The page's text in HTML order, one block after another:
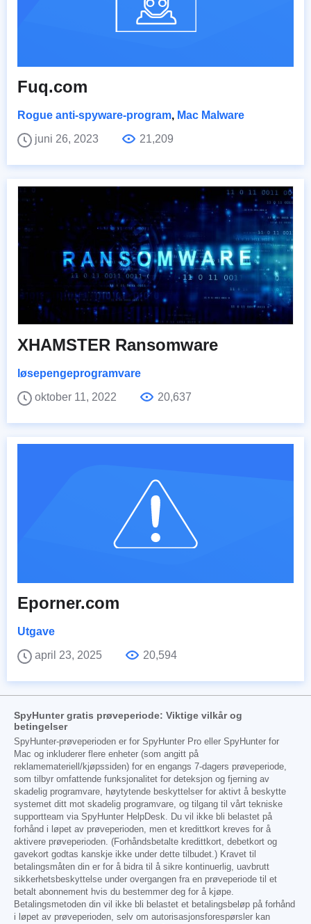
Fuq.com
Rogue anti-spyware-program, Mac Malware
juni 26, 2023
21,209
XHAMSTER Ransomware
løsepengeprogramvare
oktober 11, 2022
20,637
Eporner.com
Utgave
april 23, 2025
20,594
SpyHunter gratis prøveperiode: Viktige vilkår og
betingelser
SpyHunter-prøveperioden er for SpyHunter Pro eller SpyHunter for
Mac og inkluderer flere enheter (som angitt på
reklamemateriell/kjøpssiden) for en engangs 7-dagers prøveperiode,
som tilbyr omfattende funksjonalitet for deteksjon og fjerning av
skadelig programvare, høytytende beskyttelser for aktivt å beskytte
systemet ditt mot skadelig programvare, og tilgang til vårt tekniske
supportteam via SpyHunter HelpDesk. Du vil ikke bli belastet på
forhånd i løpet av prøveperioden, men et kredittkort kreves for å
aktivere prøveperioden. (Forhåndsbetalte kredittkort, debetkort og
gavekort godtas kanskje ikke under dette tilbudet.) Kravet til
betalingsmåten din er for å bidra til å sikre kontinuerlig, uavbrutt
sikkerhetsbeskyttelse under overgangen fra en prøveperiode til et
betalt abonnement hvis du bestemmer deg for å kjøpe.
Betalingsmetoden din vil ikke bli belastet et betalingsbeløp på forhånd
i løpet av prøveperioden, selv om autorisasjonsforespørsler kan